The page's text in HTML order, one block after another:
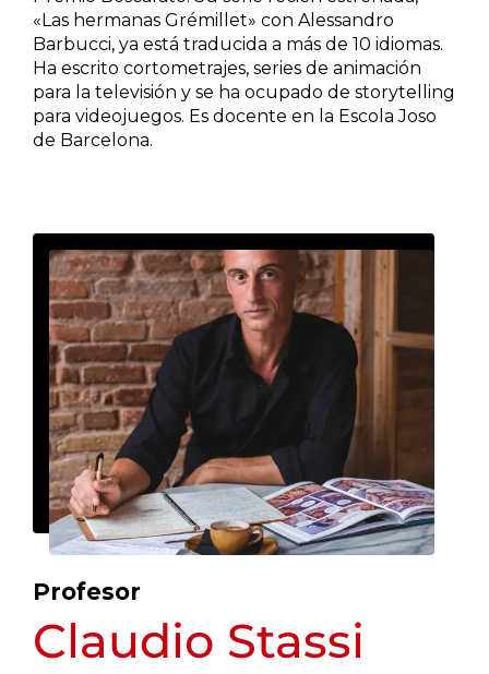
«Las hermanas Grémillet» con Alessandro
Barbucci, ya está traducida a más de 10 idiomas.
Ha escrito cortometrajes, series de animación
para la televisión y se ha ocupado de storytelling
para videojuegos. Es docente en la Escola Joso
de Barcelona.
Profesor
Claudio Stassi